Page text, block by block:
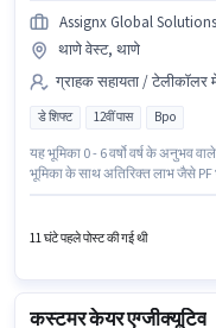
Assignx Global Solutions
थाणे वेस्ट, थाणे
ग्राहक सहायता / टेलीकॉलर
डे शिफ्ट 12वीं पास Bpo
यह भूमिका 0 - 6 वर्षो वर्ष के अनुभव
भूमिका के साथ अतिरिक्त लाभ जैसे
वेस्ट, मुंबई में है।
11 घंटे पहले पोस्ट की गई थी
कस्टमर केयर एग्जीक्यूटिव